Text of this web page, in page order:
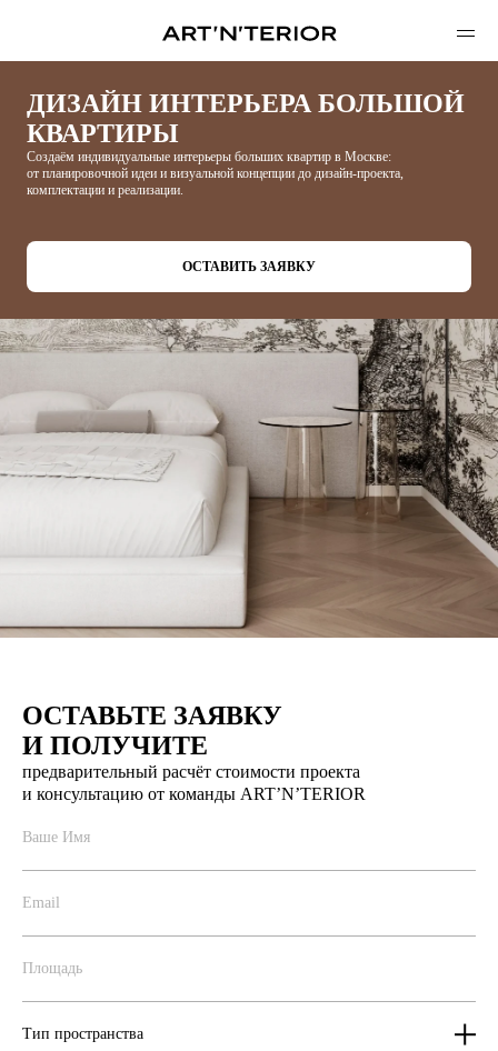
ДИЗАЙН ИНТЕРЬЕРА БОЛЬШОЙ
КВАРТИРЫ
Создаём индивидуальные интерьеры больших квартир в Москве:
от планировочной идеи и визуальной концепции до дизайн-проекта,
комплектации и реализации.
ОСТАВИТЬ ЗАЯВКУ
ОСТАВЬТЕ ЗАЯВКУ
И ПОЛУЧИТЕ
предварительный расчёт стоимости проекта
и консультацию от команды ART’N’TERIOR
Тип пространства